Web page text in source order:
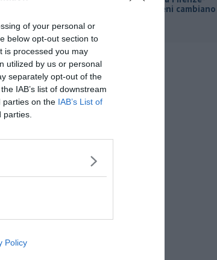
of your personal or
below opt-out section to
is processed you may
utilized by us or personal
separately opt-out of the
IAB’s list of downstream
parties on the IAB’s List of
Policy
Roma, i treni cambiano